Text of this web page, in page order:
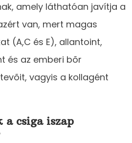
amely láthatóan javítja a
van, mert magas
(A,C és E), allantoint,
és az emberi bõr
vagyis a kollagént
a csiga iszap